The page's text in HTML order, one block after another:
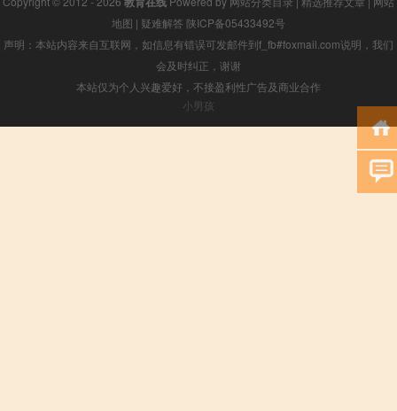
地图 | 疑难解答 陕ICP备05433492号
声明：本站内容来自互联网，如信息有错误可发邮件到f_fb#foxmail.com说明，我们
会及时纠正，谢谢
本站仅为个人兴趣爱好，不接盈利性广告及商业合作
小男孩